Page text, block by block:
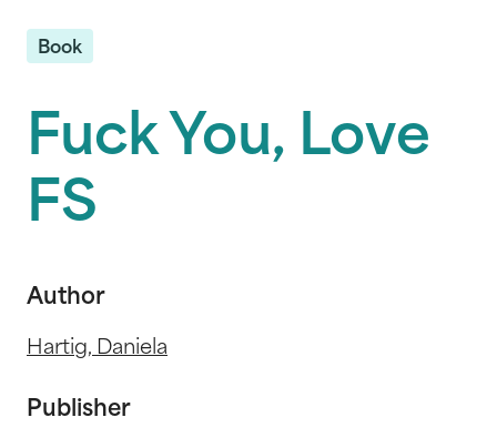
Book
Fuck You, Love
FS
Author
Hartig, Daniela
Publisher